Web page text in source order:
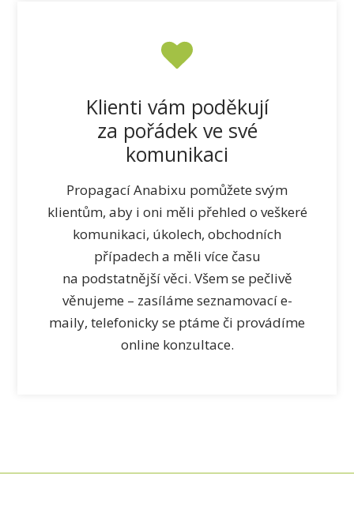
Klienti vám poděkují
za pořádek ve své
komunikaci
Propagací Anabixu pomůžete svým
klientům, aby i oni měli přehled o veškeré
komunikaci, úkolech, obchodních
případech a měli více času
na podstatnější věci. Všem se pečlivě
věnujeme – zasíláme seznamovací e-
maily, telefonicky se ptáme či provádíme
online konzultace.